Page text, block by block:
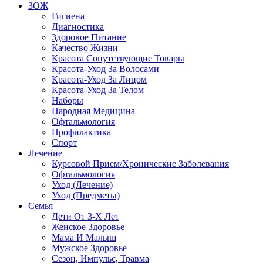
ЗОЖ
Гигиена
Диагностика
Здоровое Питание
Качество Жизни
Красота Сопутствующие Товары
Красота-Уход За Волосами
Красота-Уход За Лицом
Красота-Уход За Телом
Наборы
Народная Медицина
Офтальмология
Профилактика
Спорт
Лечение
Курсовой Прием/Хронические Заболевания
Офтальмология
Уход (Лечение)
Уход (Предметы)
Семья
Дети От 3-Х Лет
Женское Здоровье
Мама И Малыш
Мужское Здоровье
Сезон, Импульс, Травма